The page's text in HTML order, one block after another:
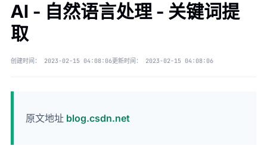
AI - 自然语言处理 - 关键词提
取
创建时间： 2023-02-15 04:08:06更新时间： 2023-02-15 04:08:06
原文地址 blog.csdn.net